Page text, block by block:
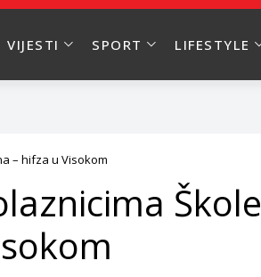
VIJESTI SPORT LIFESTYLE
– hifza u Visokom
Škole